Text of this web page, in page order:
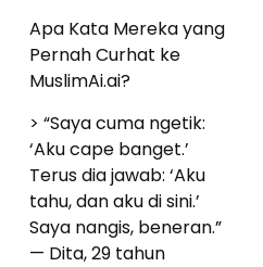
Apa Kata Mereka yang
Pernah Curhat ke
MuslimAi.ai?
> “Saya cuma ngetik:
‘Aku cape banget.’
Terus dia jawab: ‘Aku
tahu, dan aku di sini.’
Saya nangis, beneran.”
— Dita, 29 tahun